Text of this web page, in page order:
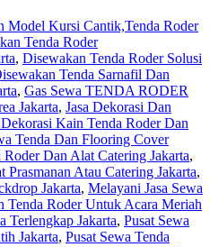
Model Kursi Cantik,Tenda Roder
Tenda Roder
, Disewakan Tenda Roder Solusi
Tenda Sarnafil Dan
, Gas Sewa TENDA RODER
Jakarta, Jasa Dekorasi Dan
Dekorasi Kain Tenda Roder Dan
Tenda Dan Flooring Cover
Roder Dan Alat Catering Jakarta,
Prasmanan Atau Catering Jakarta,
Jakarta, Melayani Jasa Sewa
Tenda Roder Untuk Acara Meriah
Terlengkap Jakarta, Pusat Sewa
Jakarta, Pusat Sewa Tenda